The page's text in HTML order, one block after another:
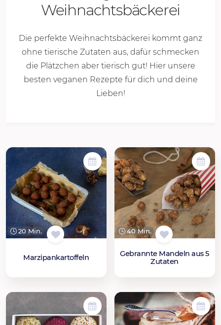
Weihnachtsbäckerei
Die perfekte Weihnachtsbäckerei kommt ganz
ohne tierische Zutaten aus, dafür schmecken
die Plätzchen aber tierisch gut! Hier unsere
besten veganen Rezepte für dich und deine
Lieben!
20 Min.
Marzipankartoffeln
40 Min.
Gebrannte Mandeln aus 5
Zutaten